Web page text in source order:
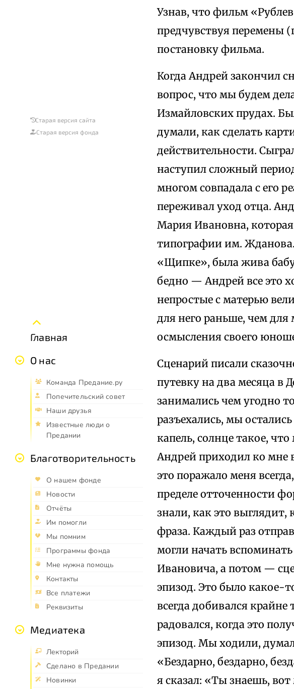
Старая версия сайта
Старая версия фонда
Главная
О нас
Команда Предание.ру
Попечительский совет
Наши друзья
Известные люди о
Предании
Благотворительность
О нашем фонде
Новости
Отчёты
Им помогли
Мы помним
Программы фонда
Мне нужна помощь
Контакты
Все платежи
Реквизиты
Медиатека
Лекторий
Сделано в Предании
Новинки
Узнав, что фильм
предчувствуя перемены
постановку фильма.
Когда Андрей закончил
вопрос, что мы будем
Измайловских прудах.
думали, как сделать
действительности.
наступил сложный
многом совпадала с его
переживал уход отца.
Мария Ивановна,
типографии им.
«Щипке», была жива
бедно — Андрей все это
непростые с матерью
для него раньше, чем
осмысления своего
Сценарий писали
путевку на два месяца в
занимались чем угодно
разъехались, мы
капель, солнце такое,
Андрей приходил ко мне
это поражало меня
пределе отточенности
знали, как это выглядит,
фраза. Каждый раз
могли начать
Ивановича, а потом —
эпизод. Это было какое-
всегда добивался крайне
радовался, когда это
эпизод. Мы ходили,
«Бездарно, бездарно,
я сказал: «Ты знаешь,